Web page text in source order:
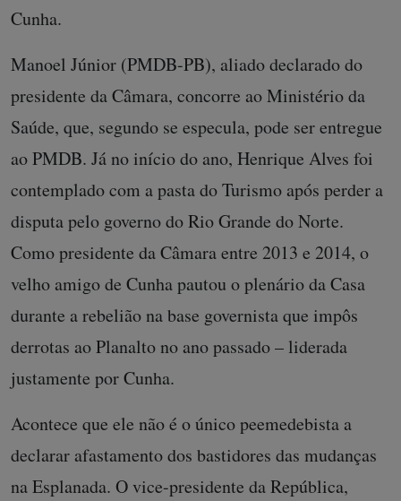
Cunha.
Manoel Júnior (PMDB-PB), aliado declarado do
presidente da Câmara, concorre ao Ministério da
Saúde, que, segundo se especula, pode ser entregue
ao PMDB. Já no início do ano, Henrique Alves foi
contemplado com a pasta do Turismo após perder a
disputa pelo governo do Rio Grande do Norte.
Como presidente da Câmara entre 2013 e 2014, o
velho amigo de Cunha pautou o plenário da Casa
durante a rebelião na base governista que impôs
derrotas ao Planalto no ano passado – liderada
justamente por Cunha.
Acontece que ele não é o único peemedebista a
declarar afastamento dos bastidores das mudanças
na Esplanada. O vice-presidente da República,